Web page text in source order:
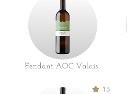
Fendant AOC Valais
13